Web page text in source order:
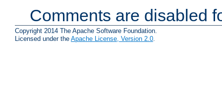
Comments are disabled
Copyright 2014 The Apache Software Foundation.
Licensed under the Apache License, Version 2.0.